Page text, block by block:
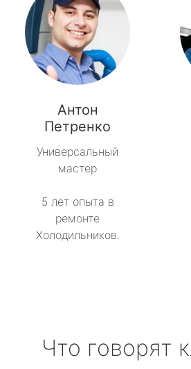
Антон
Петренко
Универсальный
мастер
5 лет опыта в
ремонте
Холодильников.
Что говорят